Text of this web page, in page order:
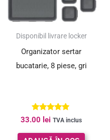
Disponibil livrare locker
Organizator sertar
bucatarie, 8 piese, gri
Evaluat la
4.86
din 5
33.00 lei TVA inclus